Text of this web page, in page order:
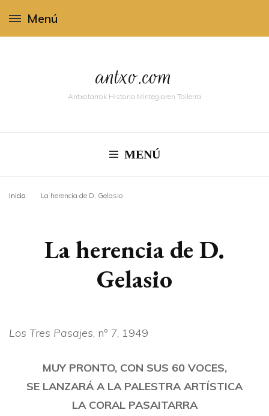
Menú
antxo.com
Antxotarrok Historia Mintegiaren Tailerra
MENÚ
Inicio La herencia de D. Gelasio
La herencia de D.
Gelasio
Los Tres Pasajes, nº 7, 1949
MUY PRONTO, CON SUS 60 VOCES,
SE LANZARÁ A LA PALESTRA ARTÍSTICA
LA CORAL PASAITARRA